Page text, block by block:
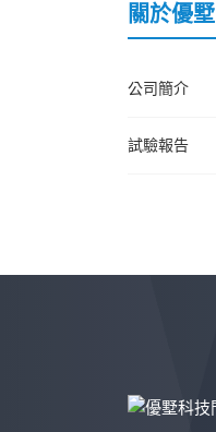
關於優墅
公司簡介
試驗報告